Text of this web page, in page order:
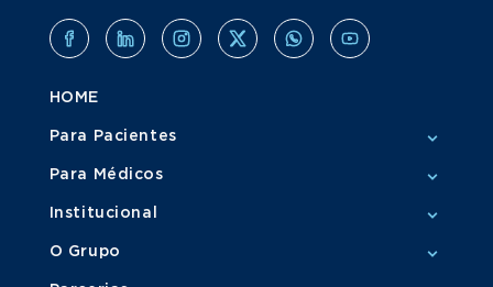
HOME
Para Pacientes
Para Médicos
Institucional
O Grupo